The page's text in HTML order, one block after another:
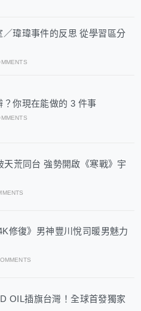
／瑋瑋事件的反思 從學習區分
？你現在能做的 3 件事
天荒同台 強勢開啟《寒戰》宇
修復》男神豐川悅司暖男魅力
OIL插旗台灣！全球首發獨家